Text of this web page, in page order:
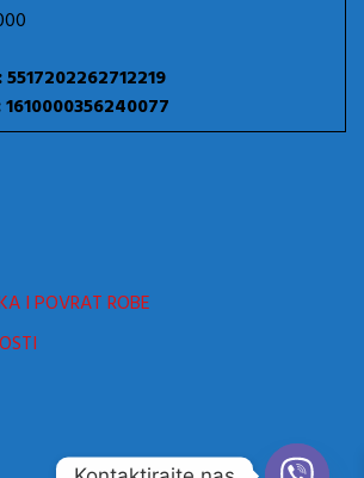
I POVRAT ROBE